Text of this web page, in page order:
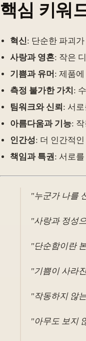
핵심 키워
혁신: 단순한 파괴
사랑과 영혼: 작은
기쁨과 유머 : 제품
측정 불가한 가치 :
팀워크와 신뢰 : 서
아름다움과 기능:
인간성: 더 인간적
책임과 특권: 서로
"누군가 나를
"사랑과 정성
"단순함이란
"기쁨이 사라
"작동하지 않
"아무도 보지